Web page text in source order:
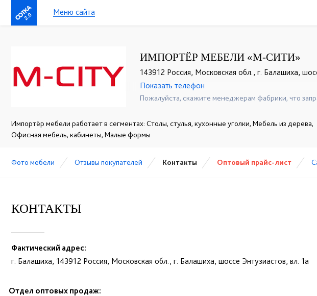
2.0 Меню сайта
ИМПОРТЁР МЕБЕЛИ «М-СИТИ»
143912 Россия, Московская обл., г. Балашиха,
☎+7 (495) 109-03-31
Показать телефон
Пожалуйста, скажите менеджерам фабрики, что
Импортёр мебели работает в сегментах: Столы, стулья, кухонные уголки, Мебель из дерева,
Офисная мебель, кабинеты, Малые формы
Фото мебели Отзывы покупателей Контакты Оптовый прайс-лист
КОНТАКТЫ
Фактический адрес:
г. Балашиха, 143912 Россия, Московская обл., г. Балашиха, шоссе Энтузиастов, вл. 1а
Отдел оптовых продаж: